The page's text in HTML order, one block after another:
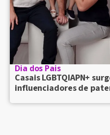
Dia dos Pais
Casais LGBTQIAPN+
influenciadores de